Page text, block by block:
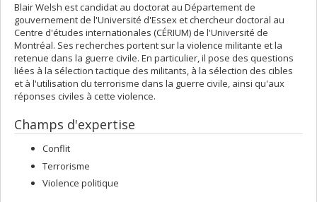
Blair Welsh est candidat au doctorat au Département de
gouvernement de l'Université d'Essex et chercheur doctoral au
Centre d'études internationales (CÉRIUM) de l'Université de
Montréal. Ses recherches portent sur la violence militante et la
retenue dans la guerre civile. En particulier, il pose des questions
liées à la sélection tactique des militants, à la sélection des cibles
et à l'utilisation du terrorisme dans la guerre civile, ainsi qu'aux
réponses civiles à cette violence.
Champs d'expertise
Conflit
Terrorisme
Violence politique